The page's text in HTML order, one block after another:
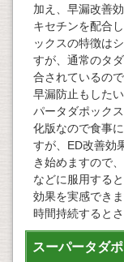
加え、早漏改善
キセチンを配合
ックスの特徴は
すが、通常のタ
合されているの
早漏防止もした
パータダポック
化版なので食事
すが、ED改善効
き始めますので
などに服用する
効果を実感でき
時間持続するとさ
スーパータダ